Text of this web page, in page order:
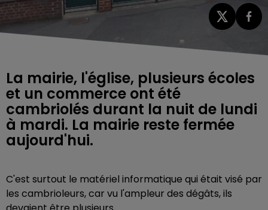
La mairie, l'église, plusieurs écoles
et un commerce ont été
cambriolés durant la nuit de lundi
à mardi. La mairie reste fermée
aujourd'hui.
C'est surtout le matériel informatique qui était visé par
les cambrioleurs, car vu l'ampleur des dégâts, ils